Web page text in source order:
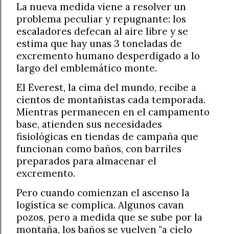
La nueva medida viene a resolver un
problema peculiar y repugnante: los
escaladores defecan al aire libre y se
estima que hay unas 3 toneladas de
excremento humano desperdigado a lo
largo del emblemático monte.
El Everest, la cima del mundo, recibe a
cientos de montañistas cada temporada.
Mientras permanecen en el campamento
base, atienden sus necesidades
fisiológicas en tiendas de campaña que
funcionan como baños, con barriles
preparados para almacenar el
excremento.
Pero cuando comienzan el ascenso la
logística se complica. Algunos cavan
pozos, pero a medida que se sube por la
montaña, los baños se vuelven "a cielo